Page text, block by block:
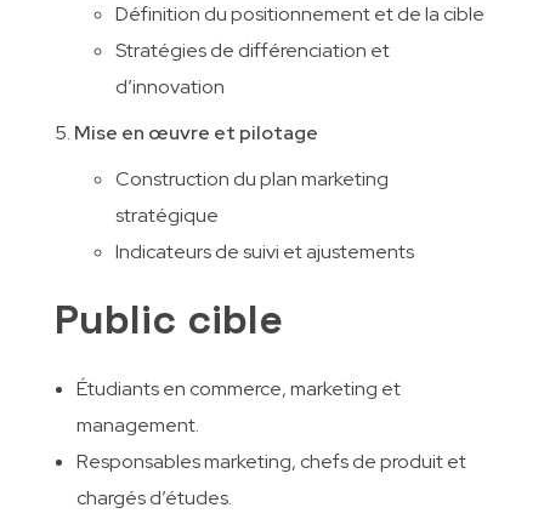
Définition du positionnement et de la cible
Stratégies de différenciation et
d’innovation
Mise en œuvre et pilotage
Construction du plan marketing
stratégique
Indicateurs de suivi et ajustements
Public cible
Étudiants en commerce, marketing et
management.
Responsables marketing, chefs de produit et
chargés d’études.